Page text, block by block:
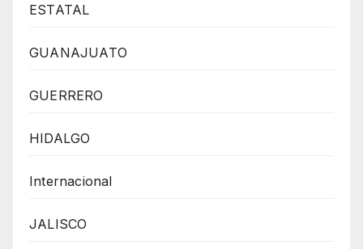
ESTATAL
GUANAJUATO
GUERRERO
HIDALGO
Internacional
JALISCO